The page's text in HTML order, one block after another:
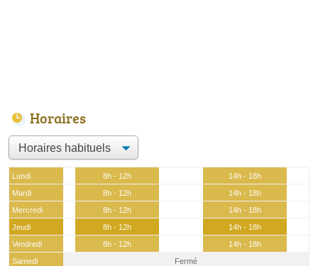
Horaires
Lundi 8h - 12h
14h - 18h
Mardi
8h - 12h
14h - 18h
Mercredi
8h - 12h
14h - 18h
Jeudi
8h - 12h
14h - 18h
Vendredi
8h - 12h
14h - 18h
Samedi
Fermé